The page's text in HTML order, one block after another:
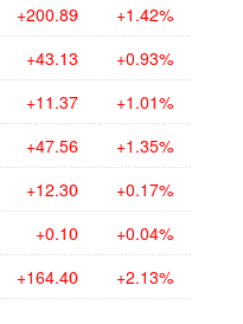
+200.89 +1.42%
+43.13 +0.93%
+11.37 +1.01%
+47.56 +1.35%
+12.30 +0.17%
+0.10 +0.04%
+164.40 +2.13%